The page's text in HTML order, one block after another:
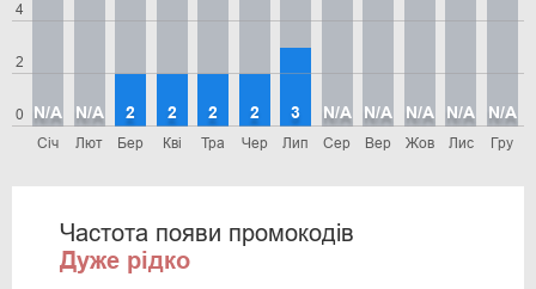
0
2
4
Січ
N/A
Лют
N/A
Бер
2
Кві
2
Тра
2
Чер
2
Лип
3
Сер
N/A
Вер
N/A
Жов
N/A
Лис
N/A
Гру
N/A
Частота появи промокодів
Дуже рідко